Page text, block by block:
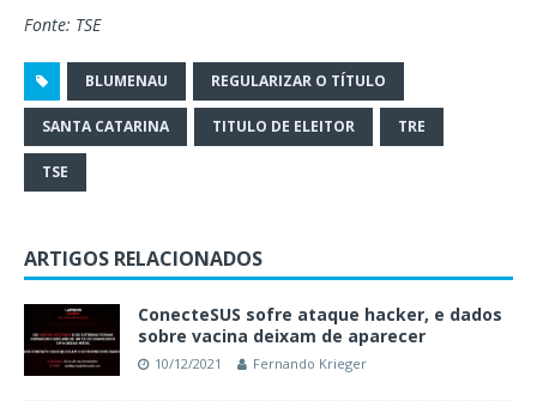
Fonte: TSE
BLUMENAU REGULARIZAR O TÍTULO
SANTA CATARINA TITULO DE ELEITOR TRE
TSE
ARTIGOS RELACIONADOS
ConecteSUS sofre ataque hacker, e dados
sobre vacina deixam de aparecer
10/12/2021 Fernando Krieger